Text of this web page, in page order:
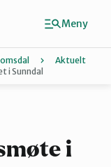
Aktuelt
i Sunndal
i